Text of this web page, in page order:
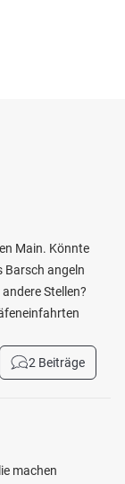
Main. Könnte
Barsch angeln
Stellen?
2 Beiträge
machen